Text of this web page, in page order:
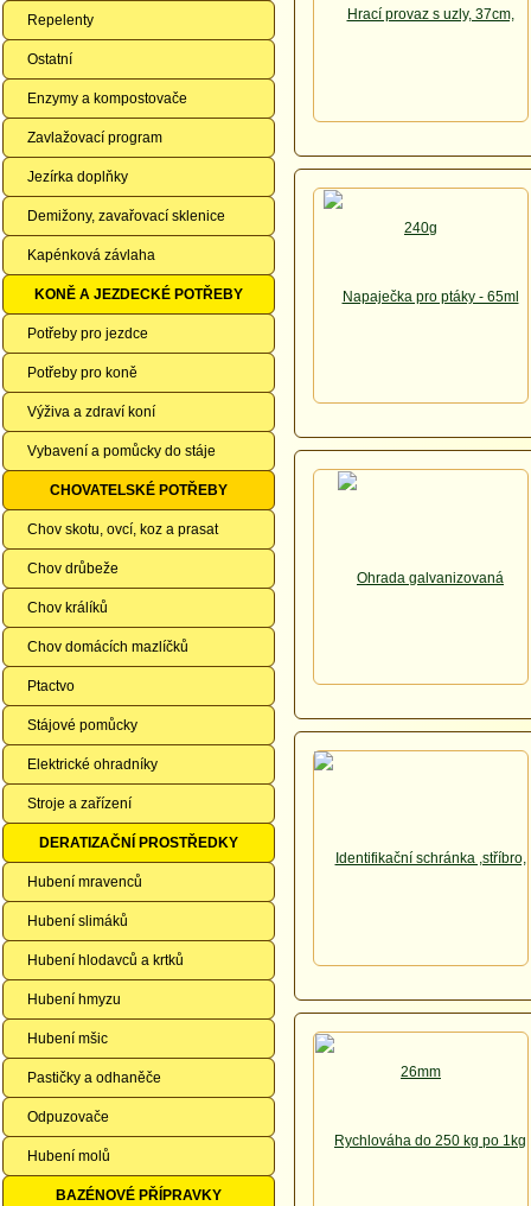
Repelenty
Ostatní
Enzymy a kompostovače
Zavlažovací program
Jezírka doplňky
Demižony, zavařovací sklenice
Kapénková závlaha
KONĚ A JEZDECKÉ POTŘEBY
Potřeby pro jezdce
Potřeby pro koně
Výživa a zdraví koní
Vybavení a pomůcky do stáje
CHOVATELSKÉ POTŘEBY
Chov skotu, ovcí, koz a prasat
Chov drůbeže
Chov králíků
Chov domácích mazlíčků
Ptactvo
Stájové pomůcky
Elektrické ohradníky
Stroje a zařízení
DERATIZAČNÍ PROSTŘEDKY
Hubení mravenců
Hubení slimáků
Hubení hlodavců a krtků
Hubení hmyzu
Hubení mšic
Pastičky a odhaněče
Odpuzovače
Hubení molů
BAZÉNOVÉ PŘÍPRAVKY